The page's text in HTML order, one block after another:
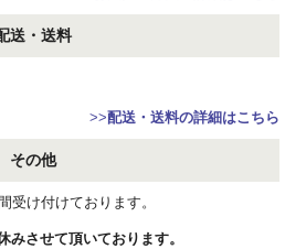
送・送料
>>配送・送料の詳細はこちら
その他
受け付けております。
みさせて頂いております。